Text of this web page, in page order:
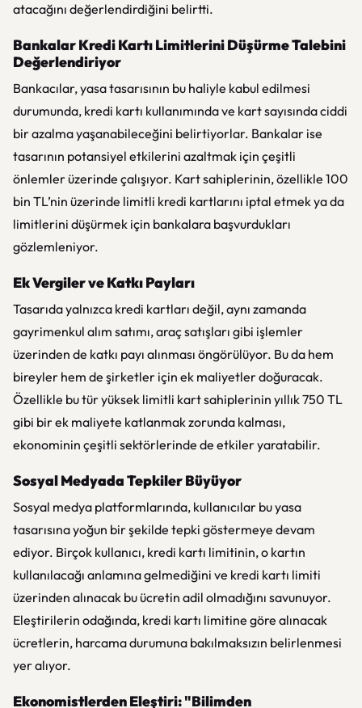
atacağını değerlendirdiğini belirtti.
Bankalar Kredi Kartı Limitlerini Düşürme Talebini
Değerlendiriyor
Bankacılar, yasa tasarısının bu haliyle kabul edilmesi
durumunda, kredi kartı kullanımında ve kart sayısında ciddi
bir azalma yaşanabileceğini belirtiyorlar. Bankalar ise
tasarının potansiyel etkilerini azaltmak için çeşitli
önlemler üzerinde çalışıyor. Kart sahiplerinin, özellikle 100
bin TL’nin üzerinde limitli kredi kartlarını iptal etmek ya da
limitlerini düşürmek için bankalara başvurdukları
gözlemleniyor.
Ek Vergiler ve Katkı Payları
Tasarıda yalnızca kredi kartları değil, aynı zamanda
gayrimenkul alım satımı, araç satışları gibi işlemler
üzerinden de katkı payı alınması öngörülüyor. Bu da hem
bireyler hem de şirketler için ek maliyetler doğuracak.
Özellikle bu tür yüksek limitli kart sahiplerinin yıllık 750 TL
gibi bir ek maliyete katlanmak zorunda kalması,
ekonominin çeşitli sektörlerinde de etkiler yaratabilir.
Sosyal Medyada Tepkiler Büyüyor
Sosyal medya platformlarında, kullanıcılar bu yasa
tasarısına yoğun bir şekilde tepki göstermeye devam
ediyor. Birçok kullanıcı, kredi kartı limitinin, o kartın
kullanılacağı anlamına gelmediğini ve kredi kartı limiti
üzerinden alınacak bu ücretin adil olmadığını savunuyor.
Eleştirilerin odağında, kredi kartı limitine göre alınacak
ücretlerin, harcama durumuna bakılmaksızın belirlenmesi
yer alıyor.
Ekonomistlerden Eleştiri: "Bilimden